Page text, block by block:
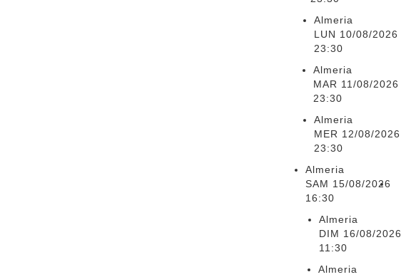
Almeria
LUN 10/08/2026
23:30
Almeria
MAR 11/08/2026
23:30
Almeria
MER 12/08/2026
23:30
Almeria
SAM 15/08/2026
16:30
Almeria
DIM 16/08/2026
11:30
Almeria